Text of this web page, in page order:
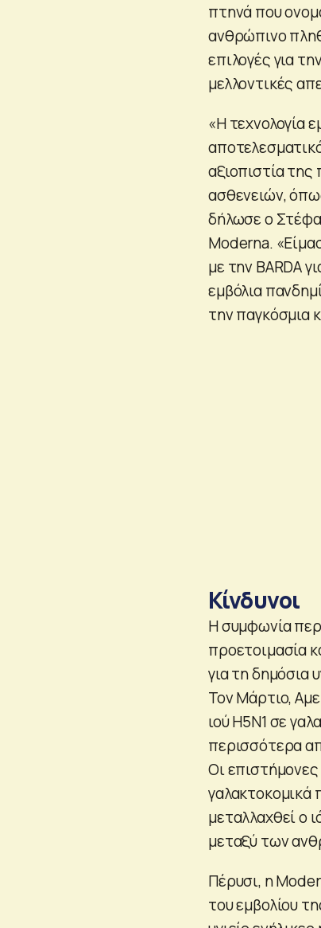
πτηνά που
ανθρώπινο
επιλογές για
μελλοντικές
«Η τεχνολογία
αξιοπιστία
ασθενειών,
δήλωσε ο
Moderna.
με την BARDA
εμβόλια
την παγκόσμια
Κίνδυνοι
Η συμφωνία
προετοιμασία
για τη δημόσια
Τον Μάρτιο,
ιού H5N1 σε
περισσότερα
Οι
γαλακτοκομικά
μεταλλαχθεί ο
μεταξύ των
Πέρυσι, η
του εμβολίου